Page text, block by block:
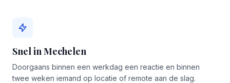
Snel in Mechelen
Doorgaans binnen een werkdag een reactie en binnen
twee weken iemand op locatie of remote aan de slag.